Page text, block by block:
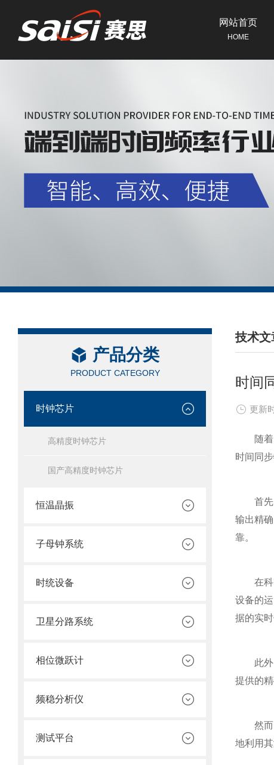
网站首页
HOME
产品分类
PRODUCT CATEGORY
时钟芯片
高精度时钟芯片
国产高精度时钟芯片
恒温晶振
子母钟系统
时统设备
卫星分路系统
相位微跃计
频稳分析仪
测试平台
技术文
/
时间
更新
随着科
时间同
首先，
输出精
靠。
在科技
设备的
据的实时
此外，
提供的
然而，
地利用